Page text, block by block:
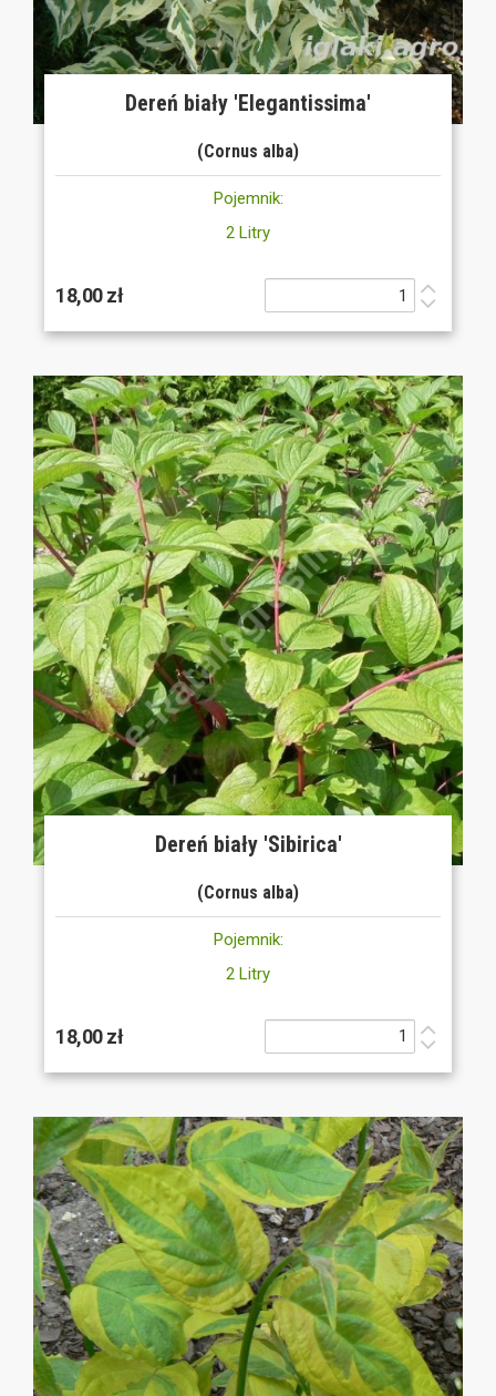
Dereń biały 'Elegantissima'
(Cornus alba)
Pojemnik:
2 Litry
18,00 zł
Dereń biały 'Sibirica'
(Cornus alba)
Pojemnik:
2 Litry
18,00 zł